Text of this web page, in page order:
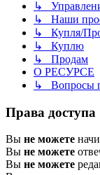
↳
↳ Наши
↳ Купля/
↳ Куплю
↳ Продам
О РЕСУРСЕ
↳ Вопросы
Права доступа
Вы не можете
Вы не можете
Вы не можете